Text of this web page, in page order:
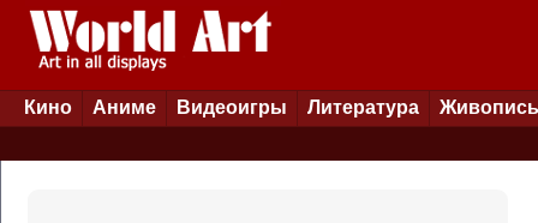
Кино Аниме Видеоигры Литература Живопись